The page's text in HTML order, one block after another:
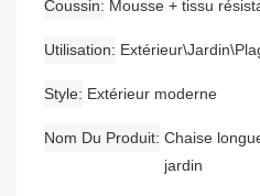
Coussin Mousse + tissu
Utilisation
Style Extérieur moderne
Nom Du Produit Chaise
jardin